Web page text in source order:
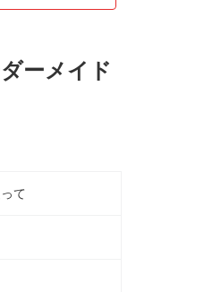
ーメイド
て